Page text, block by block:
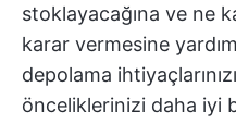
stoklayacağına ve ne
karar vermesine
depolama
önceliklerinizi daha iyi